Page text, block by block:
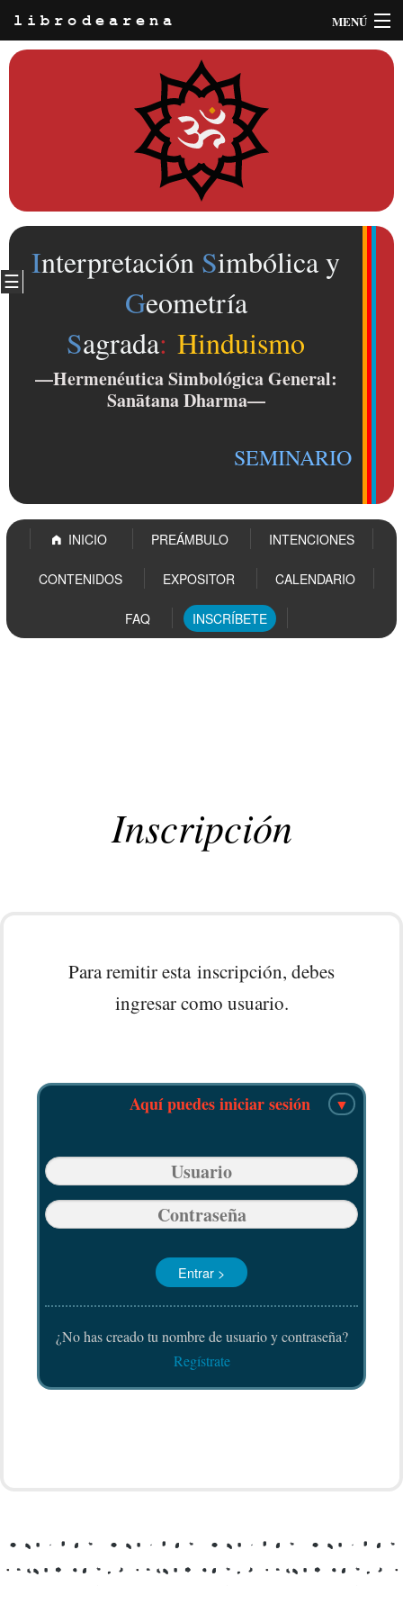
librodearena MENÚ
Interpretación Simbólica y
Geometría
Sagrada: Hinduismo
—Hermenéutica Simbológica General:
Sanātana Dharma—
SEMINARIO
INICIO PREÁMBULO INTENCIONES
CONTENIDOS EXPOSITOR CALENDARIO
FAQ INSCRÍBETE
☰
Inscripción
Inscripción
Para remitir esta inscripción, debes
ingresar como usuario.
Aquí puedes iniciar sesión ▼
¿No has creado tu nombre de usuario y contraseña?
Regístrate